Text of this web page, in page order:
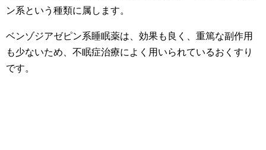
ン系という種類に属します。
ベンゾジアゼピン系睡眠薬は、効果も良く、重篤な副作用
も少ないため、不眠症治療によく用いられているおくすり
です。